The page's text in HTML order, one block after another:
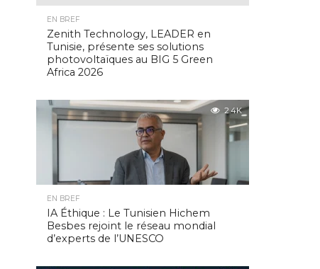
EN BREF
Zenith Technology, LEADER en
Tunisie, présente ses solutions
photovoltaïques au BIG 5 Green
Africa 2026
2.4K
EN BREF
IA Éthique : Le Tunisien Hichem
Besbes rejoint le réseau mondial
d’experts de l’UNESCO